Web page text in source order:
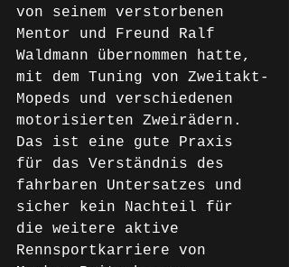
von seinem verstorbenen
Mentor und Freund Ralf
Waldmann übernommen hatte,
mit dem Tuning von Zweitakt-
Mopeds und verschiedenen
motorisierten Zweirädern.
Das ist eine gute Praxis
für das Verständnis des
fahrbaren Untersatzes und
sicher kein Nachteil für
die weitere aktive
Rennsportkarriere von